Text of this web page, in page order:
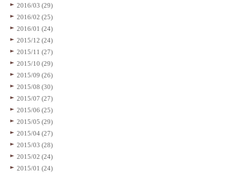
2016/03 (29)
2016/02 (25)
2016/01 (24)
2015/12 (24)
2015/11 (27)
2015/10 (29)
2015/09 (26)
2015/08 (30)
2015/07 (27)
2015/06 (25)
2015/05 (29)
2015/04 (27)
2015/03 (28)
2015/02 (24)
2015/01 (24)